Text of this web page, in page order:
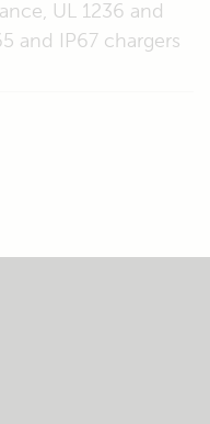
UL 1236 and
and IP67 chargers